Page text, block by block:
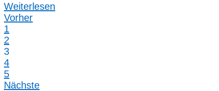
Weiterlesen
Vorher
1
2
3
4
5
Nächste